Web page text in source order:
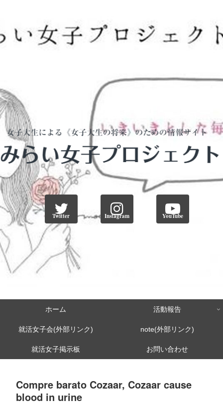
Twitter Instagram YouTube
ホーム 活動報告
就活女子会(外部リンク) note(外部リンク)
就活女子掲示板 お問い合わせ
Compre barato Cozaar, Cozaar cause
blood in urine